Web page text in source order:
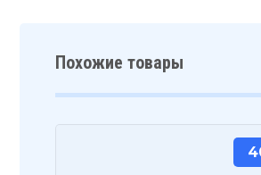
Похожие товары